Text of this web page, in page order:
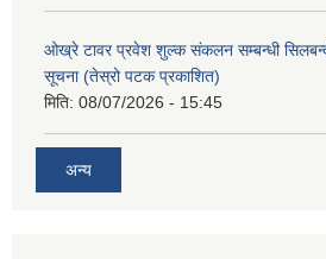
ओख्रे टावर प्रवेश शुल्क संकलन सम्बन्धी
सूचना (तेस्रो पटक प्रकाशित)
मिति: 08/07/2026 - 15:45
अन्य